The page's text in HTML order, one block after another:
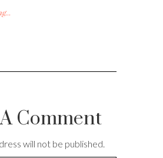
Comment
will not be published.